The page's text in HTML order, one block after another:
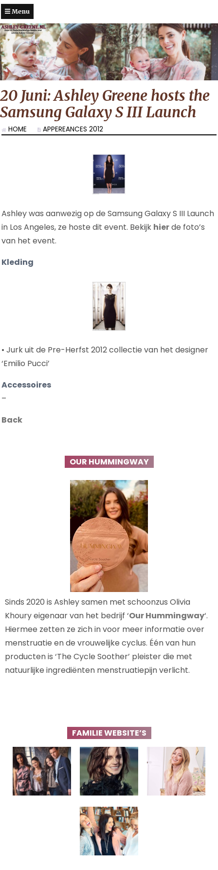
Menu
20 Juni: Ashley Greene hosts the
Samsung Galaxy S III Launch
HOME APPEREANCES 2012
Ashley was aanwezig op de Samsung Galaxy S III Launch
in Los Angeles, ze hoste dit event. Bekijk hierde foto’s
van het event.
Kleding
• Jurk uit de Pre-Herfst 2012 collectie van het designer
‘Emilio Pucci’
Accessoires
–
Back
OUR HUMMINGWAY
Sinds 2020 is Ashley samen met schoonzus Olivia
Khoury eigenaar van het bedrijf ‘Our Hummingway‘.
Hiermee zetten ze zich in voor meer informatie over
menstruatie en de vrouwelijke cyclus. Één van hun
producten is ‘The Cycle Soother’ pleister die met
natuurlijke ingrediënten menstruatiepijn verlicht.
FAMILIE WEBSITE’S